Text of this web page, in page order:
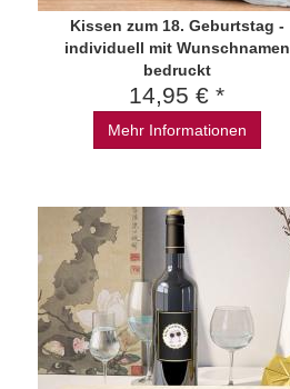
Kissen zum 18. Geburtstag -
individuell mit Wunschnamen
bedruckt
14,95 € *
Mehr Informationen